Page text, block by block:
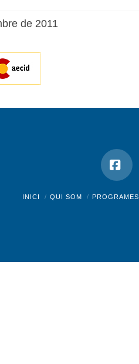
de 2011
INICI QUI SOM PROGRAMES